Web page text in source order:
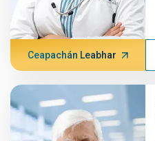
Ceapachán Leabhar